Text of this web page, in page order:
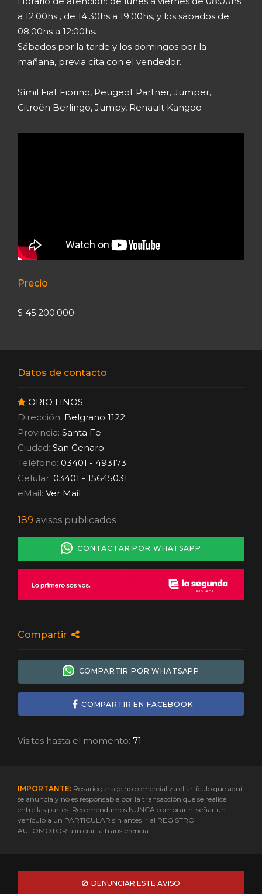
a 12:00hs , de 14:30hs a 19:00hs, y los sábados de
08:00hs a 12:00hs.
Sábados por la tarde y los domingos por la
mañana, previa cita con el vendedor.
Símil Fiat Fiorino, Peugeot Partner, Jumper,
Citroën Berlingo, Jumpy, Renault Kangoo
Precio
$ 45.200.000
Datos de contacto
ORIO HNOS
Dirección: Belgrano 1122
Provincia: Santa Fe
Ciudad: San Genaro
Teléfono: 03401 - 493173
Celular: 03401 - 15645031
eMail: Ver Mail
189 avisos publicados
CONTACTAR POR WHATSAPP
Compartir
COMPARTIR POR WHATSAPP
COMPARTIR EN FACEBOOK
Visitas hasta el momento: 71
IMPORTANTE: Rosariogarage no comercializa el artículo que aquí
se anuncia y no es responsable por la transacción que se realice
entre las partes. Recomendamos NUNCA comprar ni señar un
vehículo a un PARTICULAR sin antes ir al REGISTRO
AUTOMOTOR a iniciar la transferencia.
DENUNCIAR ESTE AVISO